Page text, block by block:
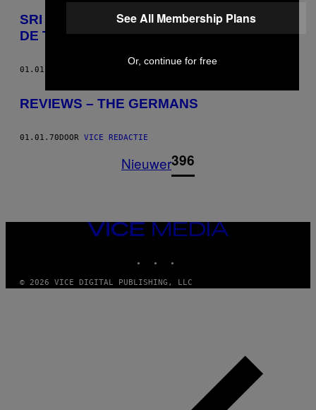
SRI LANKA – DE (LAATSTE) STRIJD VAN
DE TAMILTIJGERS
01.01.70
REVIEWS – THE GERMANS
01.01.70DOOR VICE REDACTIE
Nieuwer 1
396
VICE
MEDIA
© 2026 VICE DIGITAL PUBLISHING, LLC
See All Membership Plans
Or, continue for free